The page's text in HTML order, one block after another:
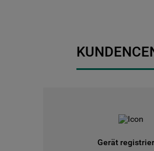
Gerät